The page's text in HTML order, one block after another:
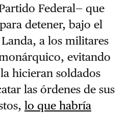
Federal—que
detener, bajo el
a los militares
evitando
hicieran soldados
las órdenes de sus
lo que habría